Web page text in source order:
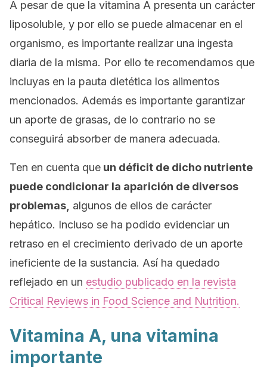
A pesar de que la vitamina A presenta un carácter
liposoluble, y por ello se puede almacenar en el
organismo, es importante realizar una ingesta
diaria de la misma. Por ello te recomendamos que
incluyas en la pauta dietética los alimentos
mencionados. Además es importante garantizar
un aporte de grasas, de lo contrario no se
conseguirá absorber de manera adecuada.
Ten en cuenta que un déficit de dicho nutriente
puede condicionar la aparición de diversos
problemas, algunos de ellos de carácter
hepático. Incluso se ha podido evidenciar un
retraso en el crecimiento derivado de un aporte
ineficiente de la sustancia. Así ha quedado
reflejado en un estudio publicado en la revista
Critical Reviews in Food Science and Nutrition.
Vitamina A, una vitamina
importante